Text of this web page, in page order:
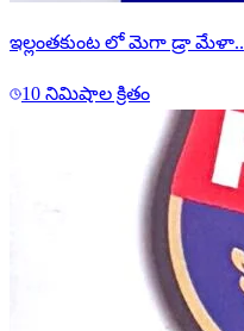
ఇల్లంతకుంట లో మెగా డ్రా మేళా..
10 నిమిషాల క్రితం